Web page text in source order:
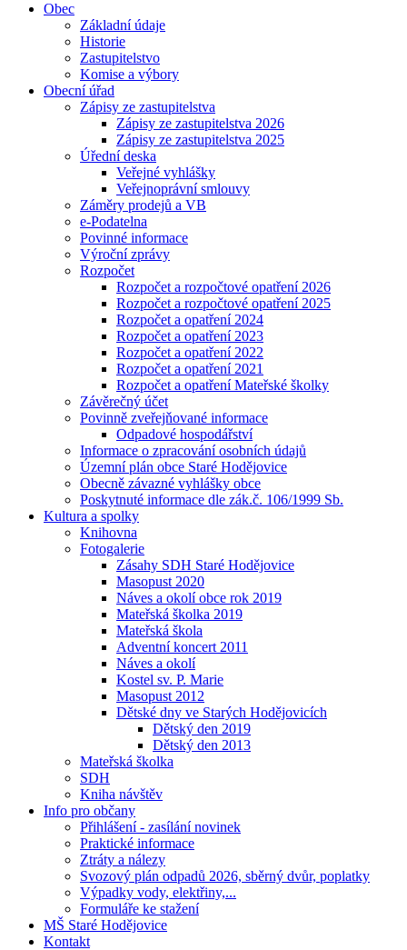
Obec
Základní údaje
Historie
Zastupitelstvo
Komise a výbory
Obecní úřad
Zápisy ze zastupitelstva
Zápisy ze zastupitelstva 2026
Zápisy ze zastupitelstva 2025
Úřední deska
Veřejné vyhlášky
Veřejnoprávní smlouvy
Záměry prodejů a VB
e-Podatelna
Povinné informace
Výroční zprávy
Rozpočet
Rozpočet a rozpočtové opatření 2026
Rozpočet a rozpočtové opatření 2025
Rozpočet a opatření 2024
Rozpočet a opatření 2023
Rozpočet a opatření 2022
Rozpočet a opatření 2021
Rozpočet a opatření Mateřské školky
Závěrečný účet
Povinně zveřejňované informace
Odpadové hospodářství
Informace o zpracování osobních údajů
Územní plán obce Staré Hodějovice
Obecně závazné vyhlášky obce
Poskytnuté informace dle zák.č. 106/1999 Sb.
Kultura a spolky
Knihovna
Fotogalerie
Zásahy SDH Staré Hodějovice
Masopust 2020
Náves a okolí obce rok 2019
Mateřská školka 2019
Mateřská škola
Adventní koncert 2011
Náves a okolí
Kostel sv. P. Marie
Masopust 2012
Dětské dny ve Starých Hodějovicích
Dětský den 2019
Dětský den 2013
Mateřská školka
SDH
Kniha návštěv
Info pro občany
Přihlášení - zasílání novinek
Praktické informace
Ztráty a nálezy
Svozový plán odpadů 2026, sběrný dvůr, poplatky
Výpadky vody, elektřiny,...
Formuláře ke stažení
MŠ Staré Hodějovice
Kontakt